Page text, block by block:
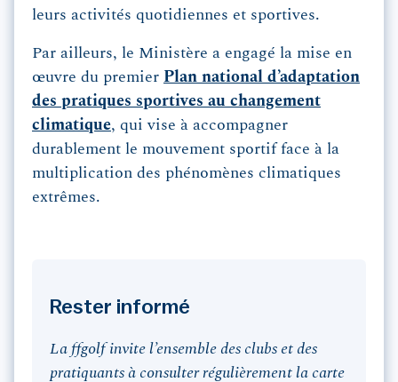
leurs activités quotidiennes et sportives.
Par ailleurs, le Ministère a engagé la mise en
œuvre du premier Plan national d’adaptation
des pratiques sportives au changement
climatique, qui vise à accompagner
durablement le mouvement sportif face à la
multiplication des phénomènes climatiques
extrêmes.
Rester informé
La ffgolf invite l’ensemble des clubs et des
pratiquants à consulter régulièrement la carte